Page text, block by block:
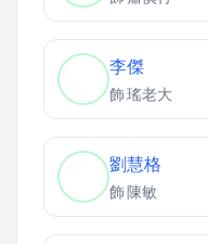
李傑
飾瑤老大
劉慧格
飾陳敏